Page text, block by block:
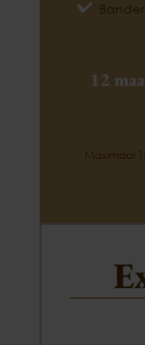
12
Maximaal